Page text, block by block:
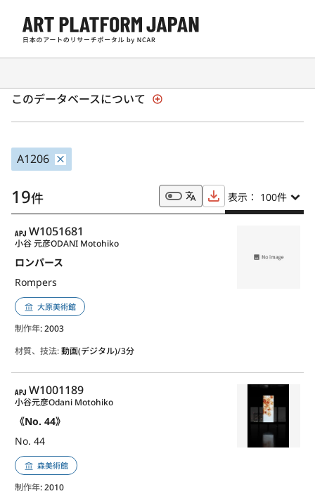
全国美術館収蔵品サーチ「SHŪZŌ」
このデータベースについて
A1206
19件 表示： 100件
APJ
W1051681
ロンパース
Rompers
小谷 元彦ODANI Motohiko
大原美術館
制作年: 2003
材質、技法:動画(デジタル)/3分
APJ
W1001189
《No. 44》
No. 44
小谷元彦Odani Motohiko
森美術館
制作年: 2010